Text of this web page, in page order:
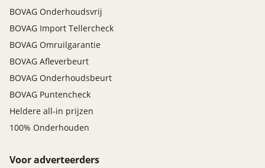
BOVAG Onderhoudsvrij
BOVAG Import Tellercheck
BOVAG Omruilgarantie
BOVAG Afleverbeurt
BOVAG Onderhoudsbeurt
BOVAG Puntencheck
Heldere all-in prijzen
100% Onderhouden
Voor adverteerders